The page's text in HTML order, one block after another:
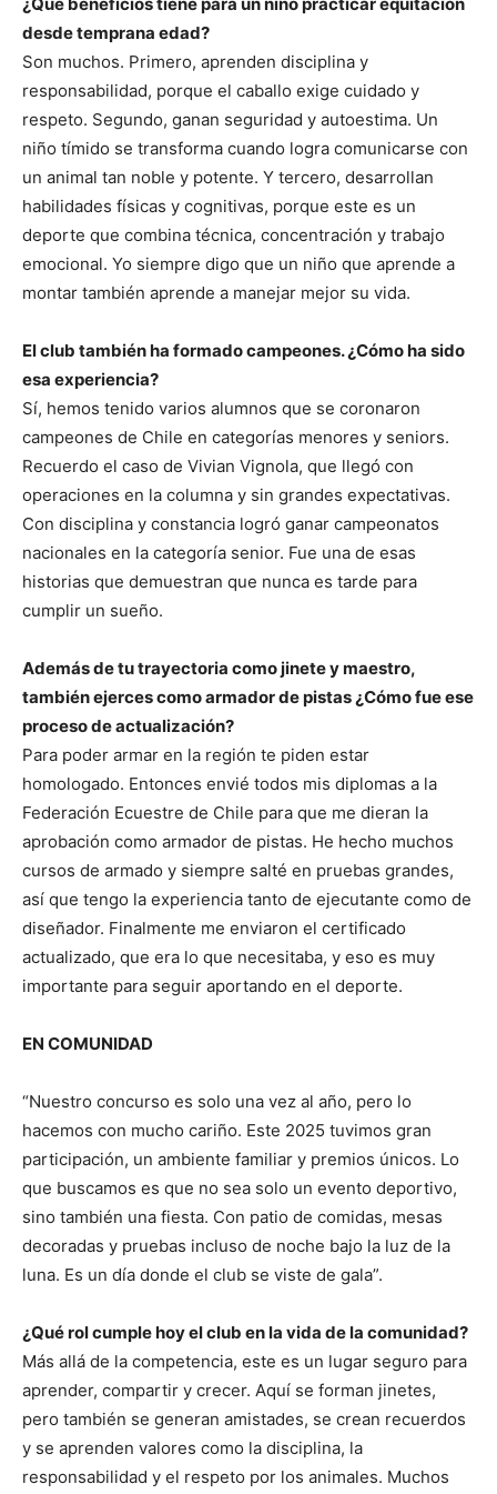
desde temprana edad?
Son muchos. Primero, aprenden disciplina y
responsabilidad, porque el caballo exige cuidado y
respeto. Segundo, ganan seguridad y autoestima. Un
niño tímido se transforma cuando logra comunicarse con
un animal tan noble y potente. Y tercero, desarrollan
habilidades físicas y cognitivas, porque este es un
deporte que combina técnica, concentración y trabajo
emocional. Yo siempre digo que un niño que aprende a
montar también aprende a manejar mejor su vida.
El club también ha formado campeones. ¿Cómo ha sido
esa experiencia?
Sí, hemos tenido varios alumnos que se coronaron
campeones de Chile en categorías menores y seniors.
Recuerdo el caso de Vivian Vignola, que llegó con
operaciones en la columna y sin grandes expectativas.
Con disciplina y constancia logró ganar campeonatos
nacionales en la categoría senior. Fue una de esas
historias que demuestran que nunca es tarde para
cumplir un sueño.
Además de tu trayectoria como jinete y maestro,
también ejerces como armador de pistas ¿Cómo fue ese
proceso de actualización?
Para poder armar en la región te piden estar
homologado. Entonces envié todos mis diplomas a la
Federación Ecuestre de Chile para que me dieran la
aprobación como armador de pistas. He hecho muchos
cursos de armado y siempre salté en pruebas grandes,
así que tengo la experiencia tanto de ejecutante como de
diseñador. Finalmente me enviaron el certificado
actualizado, que era lo que necesitaba, y eso es muy
importante para seguir aportando en el deporte.
EN COMUNIDAD
“Nuestro concurso es solo una vez al año, pero lo
hacemos con mucho cariño. Este 2025 tuvimos gran
participación, un ambiente familiar y premios únicos. Lo
que buscamos es que no sea solo un evento deportivo,
sino también una fiesta. Con patio de comidas, mesas
decoradas y pruebas incluso de noche bajo la luz de la
luna. Es un día donde el club se viste de gala”.
¿Qué rol cumple hoy el club en la vida de la comunidad?
Más allá de la competencia, este es un lugar seguro para
aprender, compartir y crecer. Aquí se forman jinetes,
pero también se generan amistades, se crean recuerdos
y se aprenden valores como la disciplina, la
responsabilidad y el respeto por los animales. Muchos